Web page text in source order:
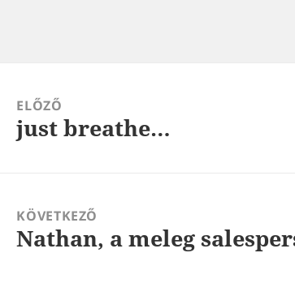
ELŐZŐ
Korábbi
just breathe…
KÖVETKEZŐ
Következő
Nathan, a meleg